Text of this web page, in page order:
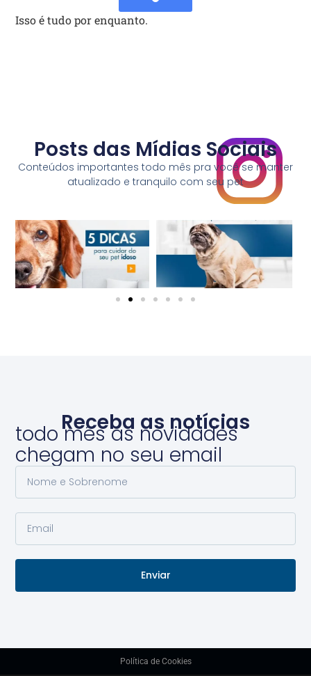
Isso é tudo por enquanto.
Posts das Mídias Sociais
Conteúdos importantes todo mês pra você se manter
atualizado e tranquilo com seu pet
Receba as notícias
todo mês as novidades
chegam no seu email
Enviar
Política de Cookies